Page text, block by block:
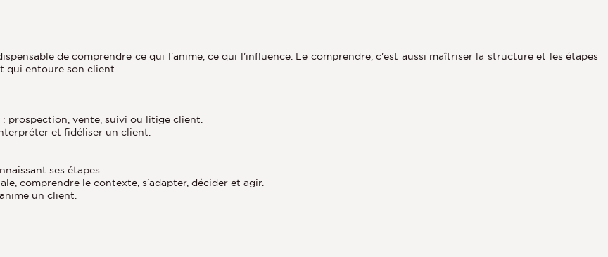
de comprendre ce qui l'anime, ce qui l'influence. Le comprendre, c'est aussi maîtriser la structure et les étapes
qui entoure son client.
prospection, vente, suivi ou litige client.
et fidéliser un client.
ses étapes.
comprendre le contexte, s'adapter, décider et agir.
un client.